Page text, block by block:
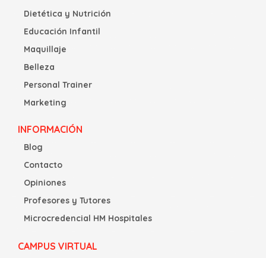
Dietética y Nutrición
Educación Infantil
Maquillaje
Belleza
Personal Trainer
Marketing
INFORMACIÓN
Blog
Contacto
Opiniones
Profesores y Tutores
Microcredencial HM Hospitales
CAMPUS VIRTUAL